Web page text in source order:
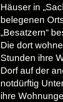
Häuser in
belegenen
„Besatzern“
Die dort
Stunden ihre
Dorf auf der
notdürftig
ihre